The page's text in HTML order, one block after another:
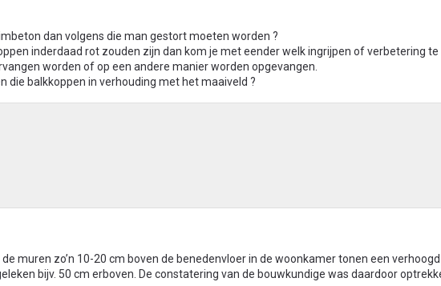
dan volgens die man gestort moeten worden ?
inderdaad rot zouden zijn dan kom je met eender welk ingrijpen of verbetering te
worden of op een andere manier worden opgevangen.
die balkkoppen in verhouding met het maaiveld ?
muren zo’n 10-20 cm boven de benedenvloer in de woonkamer tonen een verhoogd
bijv. 50 cm erboven. De constatering van de bouwkundige was daardoor